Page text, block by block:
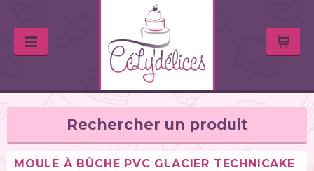
Rechercher un produit
MOULE À BÛCHE PVC GLACIER TECHNICAKE